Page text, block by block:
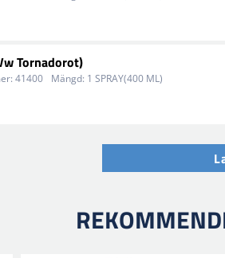
Tornadorot)
41400 Mängd: 1 SPRAY(400 ML)